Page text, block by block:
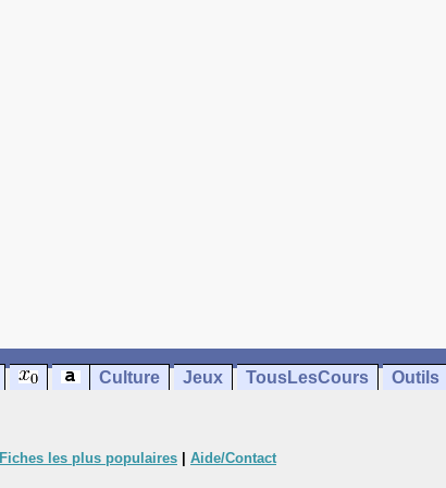
Culture Jeux TousLesCours Outils
Fiches les plus populaires Aide/Contact